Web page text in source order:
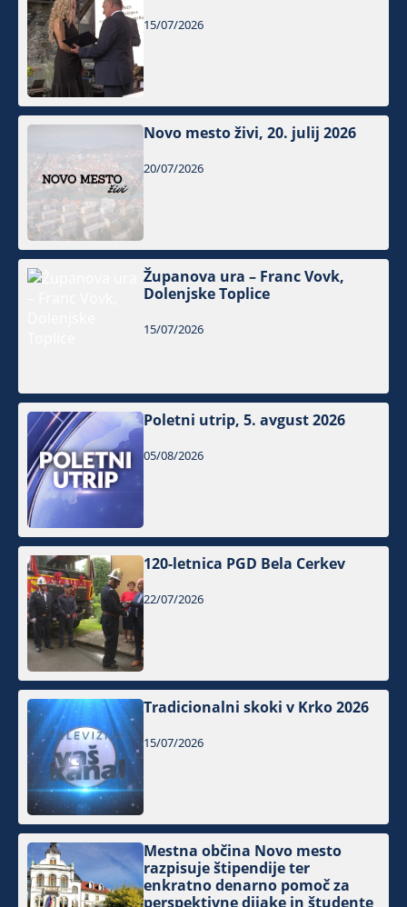
15/07/2026
Novo mesto živi, 20. julij 2026
20/07/2026
Županova ura – Franc Vovk,
Dolenjske Toplice
15/07/2026
Poletni utrip, 5. avgust 2026
05/08/2026
120-letnica PGD Bela Cerkev
22/07/2026
Tradicionalni skoki v Krko 2026
15/07/2026
Mestna občina Novo mesto
razpisuje štipendije ter
enkratno denarno pomoč za
perspektivne dijake in študente